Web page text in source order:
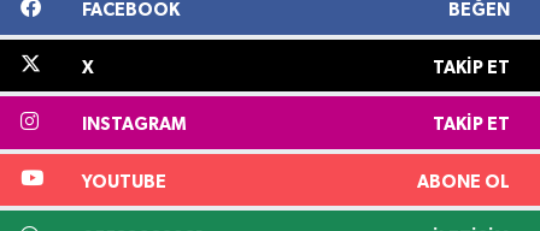
FACEBOOK BEĞEN
X TAKIP ET
INSTAGRAM TAKIP ET
YOUTUBE ABONE OL